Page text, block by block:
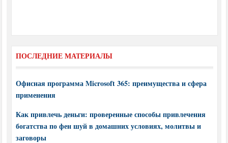
ПОСЛЕДНИЕ МАТЕРИАЛЫ
Офисная программа Microsoft 365: преимущества и сфера
применения
Как привлечь деньги: проверенные способы привлечения
богатства по фен шуй в домашних условиях, молитвы и
заговоры